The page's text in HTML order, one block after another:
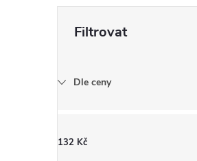
Dle ceny
132 Kč